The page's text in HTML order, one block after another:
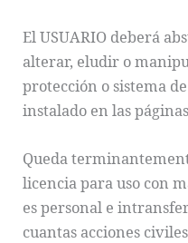
El USUARIO deberá
alterar, eludir o
protección o sistema
instalado en las
Queda
licencia para uso con
es personal e
cuantas acciones